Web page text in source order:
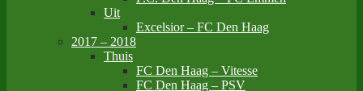
Uit
Excelsior – FC Den Haag
2017 – 2018
Thuis
FC Den Haag – Vitesse
FC Den Haag – PSV